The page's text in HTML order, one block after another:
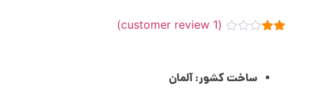
(
1
customer review)
ساخت کشور: آلمان